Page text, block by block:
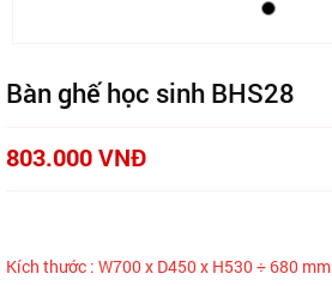
Bàn ghế học sinh BHS28
803.000 VNĐ
Kích thước : W700 x D450 x H530 ÷ 680 mm